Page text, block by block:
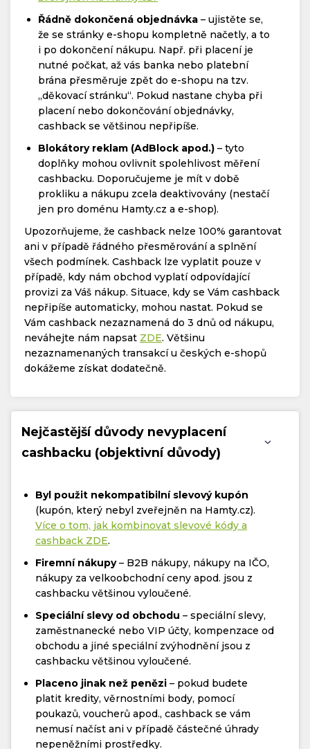
Řádně dokončená objednávka – ujistěte se,
že se stránky e-shopu kompletně načetly, a to
i po dokončení nákupu. Např. při placení je
nutné počkat, až vás banka nebo platební
brána přesměruje zpět do e-shopu na tzv.
„děkovací stránku“. Pokud nastane chyba při
placení nebo dokončování objednávky,
cashback se většinou nepřipíše.
Blokátory reklam (AdBlock apod.) – tyto
doplňky mohou ovlivnit spolehlivost měření
cashbacku. Doporučujeme je mít v době
prokliku a nákupu zcela deaktivovány (nestačí
jen pro doménu Hamty.cz a e-shop).
Upozorňujeme, že cashback nelze 100% garantovat
ani v případě řádného přesměrování a splnění
všech podmínek. Cashback lze vyplatit pouze v
případě, kdy nám obchod vyplatí odpovídající
provizi za Váš nákup. Situace, kdy se Vám cashback
nepřipíše automaticky, mohou nastat. Pokud se
Vám cashback nezaznamená do 3 dnů od nákupu,
neváhejte nám napsat ZDE. Většinu
nezaznamenaných transakcí u českých e-shopů
dokážeme získat dodatečně.
Nejčastější důvody nevyplacení
cashbacku (objektivní důvody)
Byl použit nekompatibilní slevový kupón
(kupón, který nebyl zveřejněn na Hamty.cz).
Více o tom, jak kombinovat slevové kódy a
cashback ZDE.
Firemní nákupy– B2B nákupy, nákupy na IČO,
nákupy za velkoobchodní ceny apod. jsou z
cashbacku většinou vyloučené.
Speciální slevy od obchodu – speciální slevy,
zaměstnanecké nebo VIP účty, kompenzace od
obchodu a jiné speciální zvýhodnění jsou z
cashbacku většinou vyloučené.
Placeno jinak než penězi – pokud budete
platit kredity, věrnostními body, pomocí
poukazů, voucherů apod., cashback se vám
nemusí načíst ani v případě částečné úhrady
nepeněžními prostředky.